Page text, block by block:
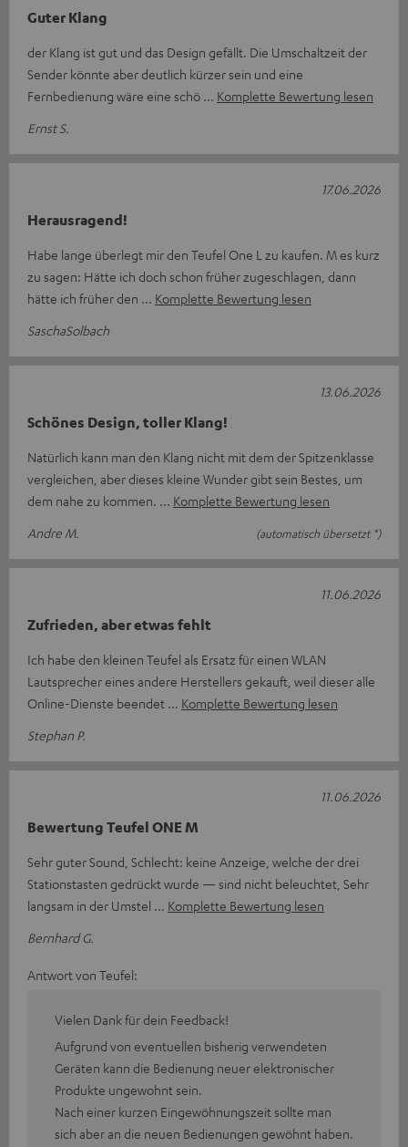
Guter Klang
der Klang ist gut und das Design gefällt. Die Umschaltzeit der
Sender könnte aber deutlich kürzer sein und eine
Fernbedienung wäre eine schö
Komplette Bewertung lesen
Ernst S.
Herausragend!
Habe lange überlegt mir den Teufel One L zu kaufen. M es kurz
zu sagen: Hätte ich doch schon früher zugeschlagen, dann
hätte ich früher den
Komplette Bewertung lesen
SaschaSolbach
17.06.2026
Schönes Design, toller Klang!
Natürlich kann man den Klang nicht mit dem der Spitzenklasse
vergleichen, aber dieses kleine Wunder gibt sein Bestes, um
dem nahe zu kommen.
Komplette Bewertung lesen
Andre M.
(automatisch übersetzt *)
13.06.2026
Zufrieden, aber etwas fehlt
Ich habe den kleinen Teufel als Ersatz für einen WLAN
Lautsprecher eines andere Herstellers gekauft, weil dieser alle
Online-Dienste beendet
Komplette Bewertung lesen
Stephan P.
11.06.2026
Bewertung Teufel ONE M
Sehr guter Sound, Schlecht: keine Anzeige, welche der drei
Stationstasten gedrückt wurde — sind nicht beleuchtet, Sehr
langsam in der Umstel
Komplette Bewertung lesen
Bernhard G.
11.06.2026
Antwort von Teufel:
Vielen Dank für dein Feedback!
Aufgrund von eventuellen bisherig verwendeten
Geräten kann die Bedienung neuer elektronischer
Produkte ungewohnt sein.
Nach einer kurzen Eingewöhnungszeit sollte man
sich aber an die neuen Bedienungen gewöhnt haben.